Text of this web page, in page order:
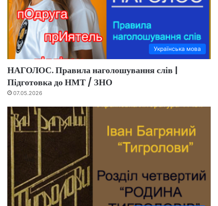
Українська мова
НАГОЛОС. Правила наголошування слів |
Підготовка до НМТ / ЗНО
07.05.2026